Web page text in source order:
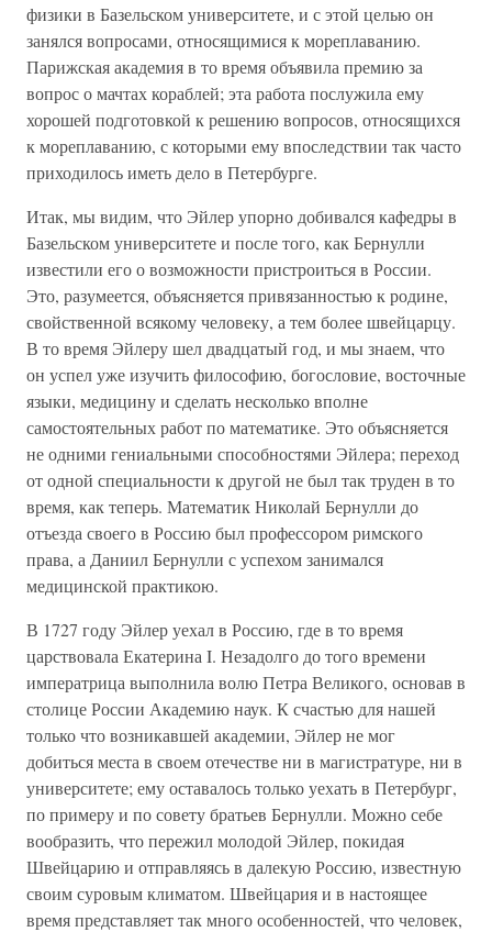
физики в Базельском университете, и с этой целью он
занялся вопросами, относящимися к мореплаванию.
Парижская академия в то время объявила премию за
вопрос о мачтах кораблей; эта работа послужила ему
хорошей подготовкой к решению вопросов, относящихся
к мореплаванию, с которыми ему впоследствии так часто
приходилось иметь дело в Петербурге.
Итак, мы видим, что Эйлер упорно добивался кафедры в
Базельском университете и после того, как Бернулли
известили его о возможности пристроиться в России.
Это, разумеется, объясняется привязанностью к родине,
свойственной всякому человеку, а тем более швейцарцу.
В то время Эйлеру шел двадцатый год, и мы знаем, что
он успел уже изучить философию, богословие, восточные
языки, медицину и сделать несколько вполне
самостоятельных работ по математике. Это объясняется
не одними гениальными способностями Эйлера; переход
от одной специальности к другой не был так труден в то
время, как теперь. Математик Николай Бернулли до
отъезда своего в Россию был профессором римского
права, а Даниил Бернулли с успехом занимался
медицинской практикою.
В 1727 году Эйлер уехал в Россию, где в то время
царствовала Екатерина I. Незадолго до того времени
императрица выполнила волю Петра Великого, основав в
столице России Академию наук. К счастью для нашей
только что возникавшей академии, Эйлер не мог
добиться места в своем отечестве ни в магистратуре, ни в
университете; ему оставалось только уехать в Петербург,
по примеру и по совету братьев Бернулли. Можно себе
вообразить, что пережил молодой Эйлер, покидая
Швейцарию и отправляясь в далекую Россию, известную
своим суровым климатом. Швейцария и в настоящее
время представляет так много особенностей, что человек,